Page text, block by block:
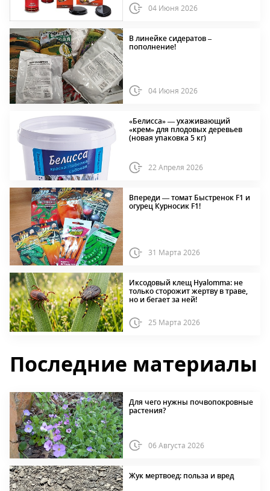
04 Июня 2026
В линейке сидератов –
пополнение!
04 Июня 2026
«Белисса» — ухаживающий
«крем» для плодовых деревьев
(новая упаковка 5 кг)
22 Апреля 2026
Впереди — томат Быстренок F1 и
огурец Курносик F1!
31 Марта 2026
Иксодовый клещ Hyalomma: не
только сторожит жертву в траве,
но и бегает за ней!
25 Марта 2026
Последние материалы
Для чего нужны почвопокровные
растения?
06 Августа 2026
Жук мертвоед: польза и вред